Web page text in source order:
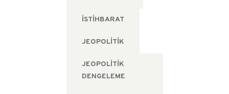
ISTIHBARAT
JEOPOLITIK
JEOPOLITIK
DENGELEME